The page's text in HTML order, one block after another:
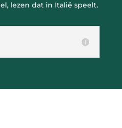
lezen dat in Italië speelt.